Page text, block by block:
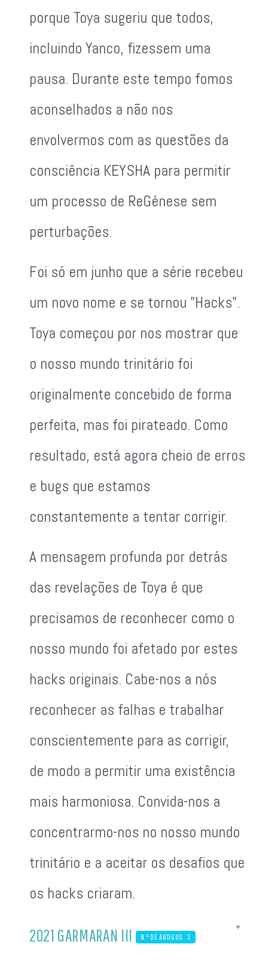
porque Toya sugeriu que todos,
incluindo Yanco, fizessem uma
pausa. Durante este tempo fomos
aconselhados a não nos
envolvermos com as questões da
consciência KEYSHA para permitir
um processo de ReGénese sem
perturbações.
Foi só em junho que a série recebeu
um novo nome e se tornou "Hacks".
Toya começou por nos mostrar que
o nosso mundo trinitário foi
originalmente concebido de forma
perfeita, mas foi pirateado. Como
resultado, está agora cheio de erros
e bugs que estamos
constantemente a tentar corrigir.
A mensagem profunda por detrás
das revelações de Toya é que
precisamos de reconhecer como o
nosso mundo foi afetado por estes
hacks originais. Cabe-nos a nós
reconhecer as falhas e trabalhar
conscientemente para as corrigir,
de modo a permitir uma existência
mais harmoniosa. Convida-nos a
concentrarmo-nos no nosso mundo
trinitário e a aceitar os desafios que
os hacks criaram.
2021 GARMARAN III N.º DE ARTIGOS: 3